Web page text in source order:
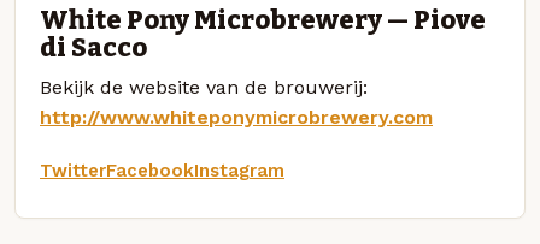
White Pony Microbrewery — Piove
di Sacco
Bekijk de website van de brouwerij:
http://www.whiteponymicrobrewery.com
TwitterFacebookInstagram